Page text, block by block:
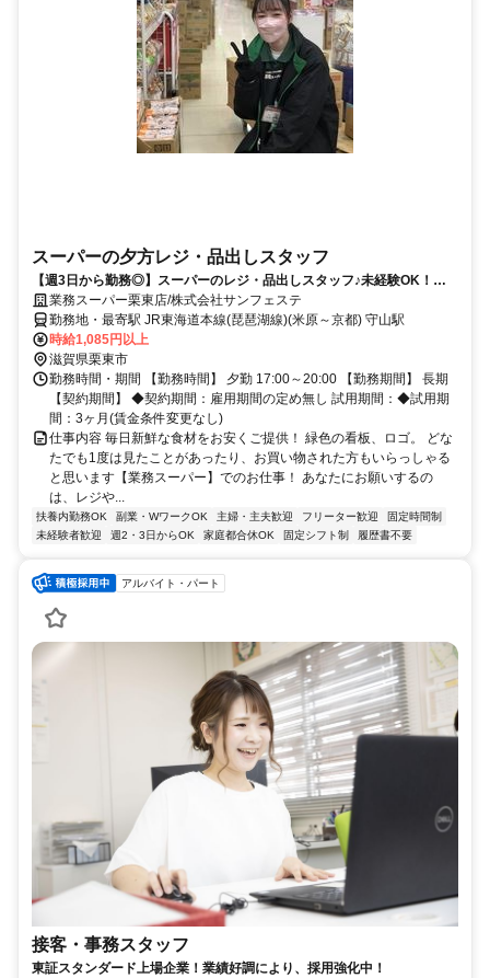
スーパーの夕方レジ・品出しスタッフ
【週3日から勤務◎】スーパーのレジ・品出しスタッフ♪未経験OK！学
生もシニアも活躍中です☆
業務スーパー栗東店/株式会社サンフェステ
勤務地・最寄駅 JR東海道本線(琵琶湖線)(米原～京都) 守山駅
時給1,085円以上
滋賀県栗東市
勤務時間・期間 【勤務時間】 夕勤 17:00～20:00 【勤務期間】 長期
【契約期間】 ◆契約期間：雇用期間の定め無し 試用期間：◆試用期
間：3ヶ月(賃金条件変更なし)
仕事内容 毎日新鮮な食材をお安くご提供！ 緑色の看板、ロゴ。 どな
たでも1度は見たことがあったり、お買い物された方もいらっしゃる
と思います【業務スーパー】でのお仕事！ あなたにお願いするの
は、レジや...
扶養内勤務OK 副業・WワークOK 主婦・主夫歓迎 フリーター歓迎
固定時間制
未経験者歓迎
週2・3日からOK 家庭都合休OK 固定シフト制 履歴書不要
アルバイト・パート
接客・事務スタッフ
東証スタンダード上場企業！業績好調により、採用強化中！